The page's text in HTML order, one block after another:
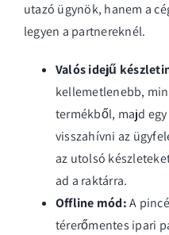
utazó ügynök, hanem a
legyen a partnereknél.
Valós idejű
kellemetlenebb,
termékből, majd
visszahívni az
az utolsó
ad a raktárra.
Offline mód:A
térerőmentes ipari